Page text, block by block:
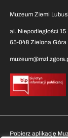
Muzeum Ziemi
al. Niepodległości 15
65-048 Zielona Góra
Pobierz aplikację